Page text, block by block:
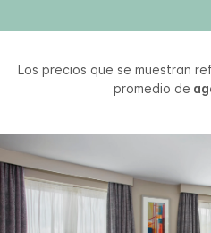
Los precios que se muestran
promedio de